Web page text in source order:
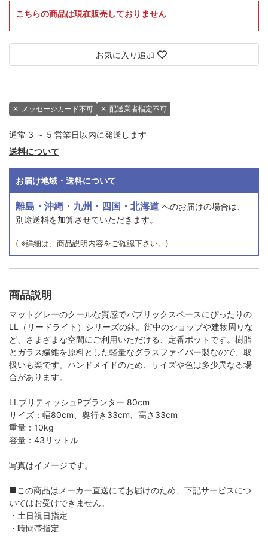
こちらの商品は現在販売しておりません
お気に入り追加
✕ メッセージカード不可 ✕ 配送業者指定不可
通常 3 ～ 5 営業日以内に発送します
送料について
お届け地域・送料について
離島・沖縄・九州・四国・北海道 へのお届けの場合は、
別途送料を加算させていただきます。
( ※詳細は、商品説明内容をご確認下さい。)
商品説明
マットグレーのクールな質感でパブリックスペースにぴったりの
LL（リードライト）シリーズの鉢。街中のショップや建物周りな
ど、さまざまな空間にご利用いただける、定番ポットです。樹脂
とガラス繊維を原料とした軽量なグラスファイバー製なので、取
扱いも楽です。ハンドメイドのため、サイズや色は多少異なる場
合があります。
LLブリティッシュPプランター 80cm
サイズ：幅80cm、奥行き33cm、高さ33cm
重量：10kg
容量：43リットル
写真はイメージです。
■この商品はメーカー直送にてお届けのため、下記サービスにつ
いてはお受けできません。
・土日祝日指定
・時間帯指定